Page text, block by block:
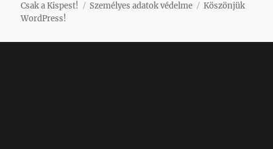
Csak a Kispest! Személyes adatok védelme
Köszönjük
WordPress!